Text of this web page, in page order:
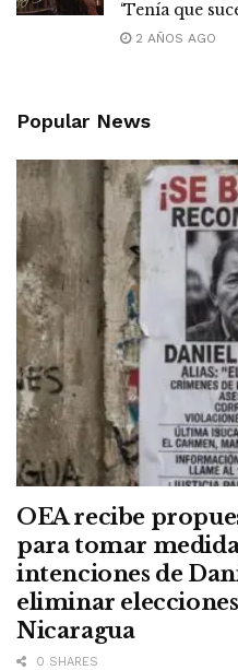
‘Tenía que
2 AÑOS AGO
Popular News
OEA recibe
para tomar
intenciones de
eliminar
Nicaragua
0 SHARES